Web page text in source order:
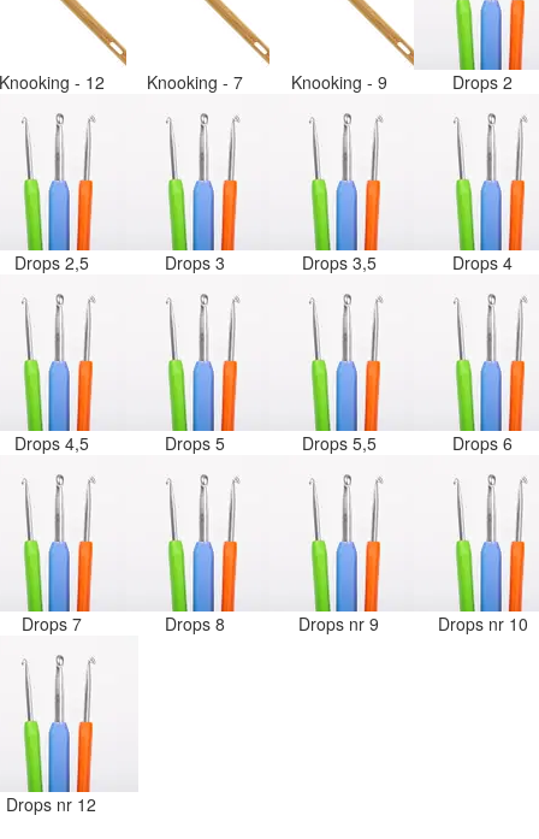
- 12 Knooking - 7 Knooking - 9 Drops 2
Drops 2,5 Drops 3 Drops 3,5 Drops 4
Drops 4,5 Drops 5 Drops 5,5 Drops 6
Drops 7 Drops 8 Drops nr 9 Drops nr 10
Drops nr 12